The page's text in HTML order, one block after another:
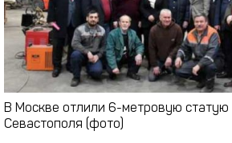
В Москве отлили 6-метровую статую
Севастополя (фото)